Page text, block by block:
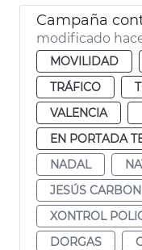
modificado
MOVILIDAD
TRÁFICO
VALENCIA
EN PORTADA
NADAL
JESÚS
XONTROL
DORGAS